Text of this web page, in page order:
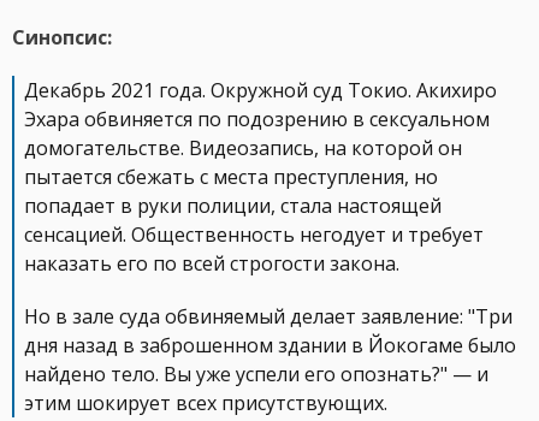
Синопсис:
Декабрь 2021 года. Окружной суд Токио. Акихиро
Эхара обвиняется по подозрению в сексуальном
домогательстве. Видеозапись, на которой он
пытается сбежать с места преступления, но
попадает в руки полиции, стала настоящей
сенсацией. Общественность негодует и требует
наказать его по всей строгости закона.
Но в зале суда обвиняемый делает заявление: "Три
дня назад в заброшенном здании в Йокогаме было
найдено тело. Вы уже успели его опознать?" — и
этим шокирует всех присутствующих.